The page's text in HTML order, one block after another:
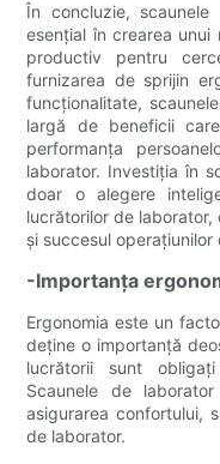
În concluzie,
esențial în crearea
productiv pentru
furnizarea de sprijin
funcționalitate,
largă de beneficii
performanța
laborator. Investiția în
doar o alegere
lucrătorilor de
și succesul operațiunilor
-Importanța
Ergonomia este un
deține o importanță
lucrătorii sunt
Scaunele de
asigurarea confortului,
de laborator.